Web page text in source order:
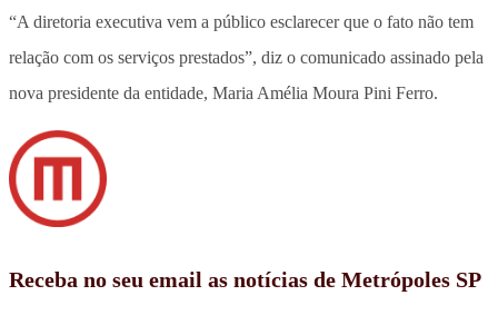
“A diretoria executiva vem a público esclarecer que o fato não tem
relação com os serviços prestados”, diz o comunicado assinado pela
nova presidente da entidade, Maria Amélia Moura Pini Ferro.
Receba no seu email as notícias de Metrópoles SP